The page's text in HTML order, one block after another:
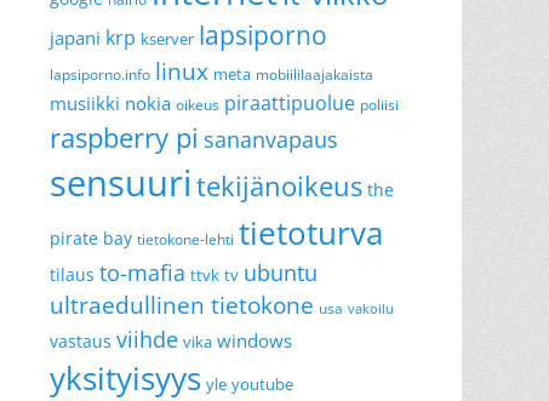
japani krp kserver lapsiporno
lapsiporno.info linux meta mobiililaajakaista
musiikki nokia oikeus piraattipuolue poliisi
raspberry pi sananvapaus
sensuuri tekijänoikeus the
pirate bay tietokone-lehti tietoturva
tilaus to-mafia ttvk tv ubuntu
ultraedullinen tietokone usa vakoilu
vastaus viihde vika windows
yksityisyys yle youtube